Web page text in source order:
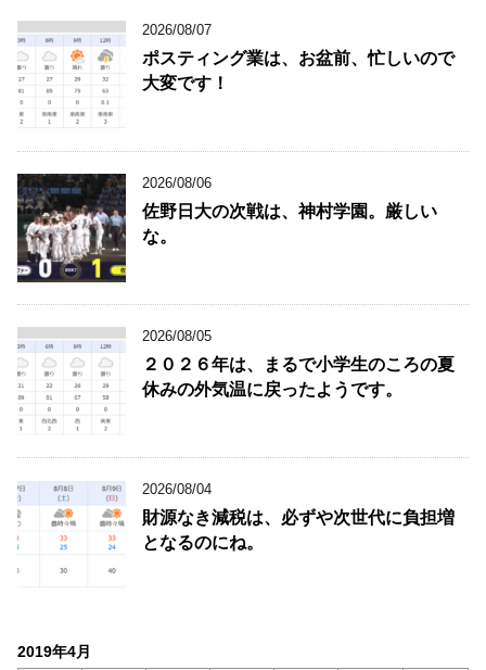
2026/08/07
ポスティング業は、お盆前、忙しいので
大変です！
2026/08/06
佐野日大の次戦は、神村学園。厳しい
な。
2026/08/05
２０２６年は、まるで小学生のころの夏
休みの外気温に戻ったようです。
2026/08/04
財源なき減税は、必ずや次世代に負担増
となるのにね。
2019年4月